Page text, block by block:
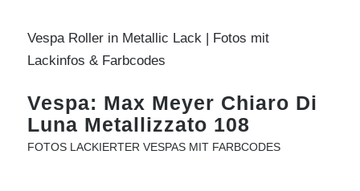
Vespa Roller in Metallic Lack | Fotos mit
Lackinfos & Farbcodes
Vespa: Max Meyer Chiaro Di
Luna Metallizzato 108
FOTOS LACKIERTER VESPAS MIT FARBCODES